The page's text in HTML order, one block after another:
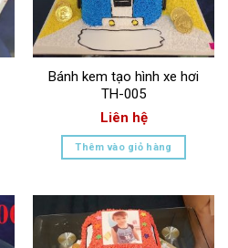
Bánh kem tạo hình xe hơi
TH-005
Liên hệ
Thêm vào giỏ hàng